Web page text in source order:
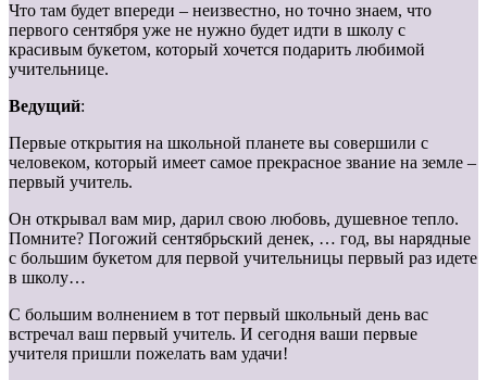
Что там будет впереди – неизвестно, но точно знаем, что
первого сентября уже не нужно будет идти в школу с
красивым букетом, который хочется подарить любимой
учительнице.
Ведущий:
Первые открытия на школьной планете вы совершили с
человеком, который имеет самое прекрасное звание на земле –
первый учитель.
Он открывал вам мир, дарил свою любовь, душевное тепло.
Помните? Погожий сентябрьский денек, … год, вы нарядные
с большим букетом для первой учительницы первый раз идете
в школу…
С большим волнением в тот первый школьный день вас
встречал ваш первый учитель. И сегодня ваши первые
учителя пришли пожелать вам удачи!